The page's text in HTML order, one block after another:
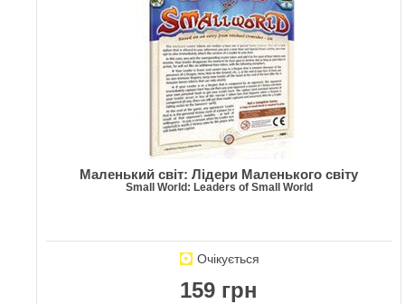
Маленький світ: Лідери Маленького світу
Small World: Leaders of Small World
Очікується
159 грн